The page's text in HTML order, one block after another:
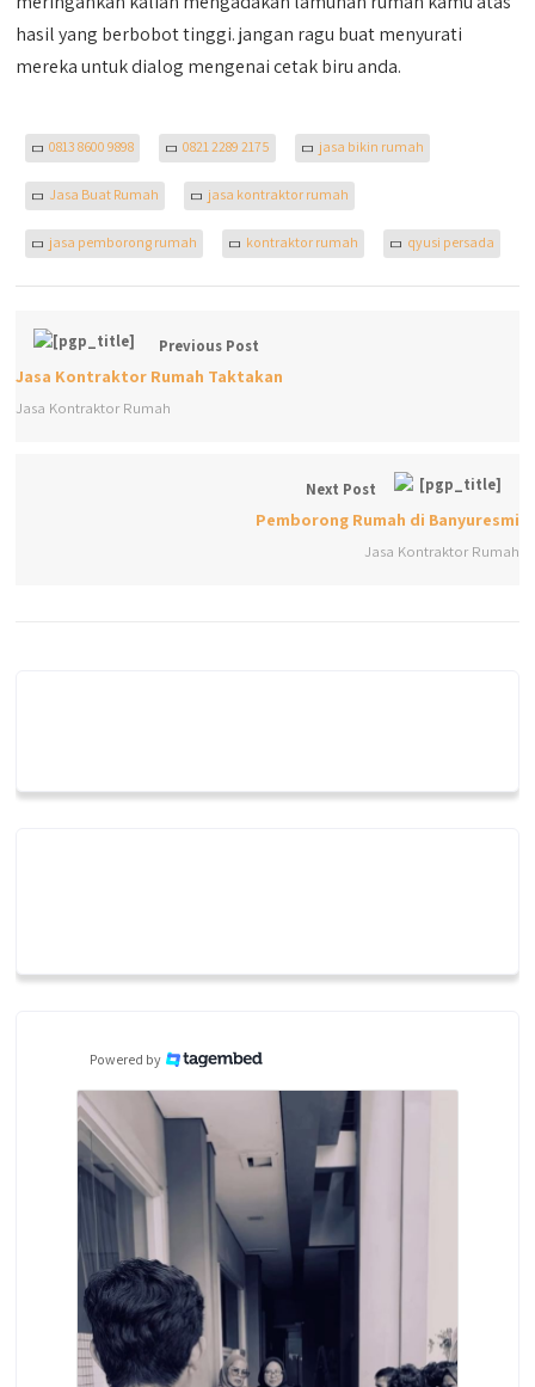
hasil yang berbobot tinggi. jangan ragu buat menyurati
mereka untuk dialog mengenai cetak biru anda.
0813 8600 9898 0821 2289 2175 jasa bikin rumah
Jasa Buat Rumah jasa kontraktor rumah
jasa pemborong rumah kontraktor rumah qyusi persada
Previous Post
Jasa Kontraktor Rumah Taktakan
Jasa Kontraktor Rumah
Next Post
Pemborong Rumah di Banyuresmi
Jasa Kontraktor Rumah
Powered by